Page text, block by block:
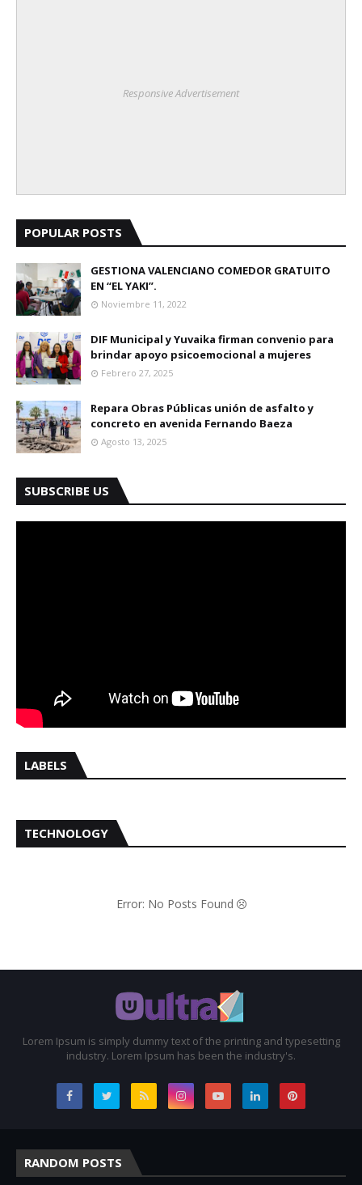
Responsive Advertisement
POPULAR POSTS
GESTIONA VALENCIANO COMEDOR GRATUITO
EN “EL YAKI”.
Noviembre 11, 2022
DIF Municipal y Yuvaika firman convenio para
brindar apoyo psicoemocional a mujeres
Febrero 27, 2025
Repara Obras Públicas unión de asfalto y
concreto en avenida Fernando Baeza
Agosto 13, 2025
SUBSCRIBE US
LABELS
TECHNOLOGY
Error: No Posts Found
Lorem Ipsum is simply dummy text of the printing and typesetting
industry. Lorem Ipsum has been the industry's.
RANDOM POSTS